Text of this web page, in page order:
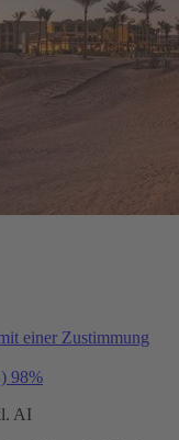
einer Zustimmung
98%
AI